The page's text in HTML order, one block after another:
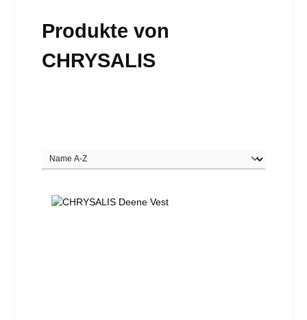
Produkte von
CHRYSALIS